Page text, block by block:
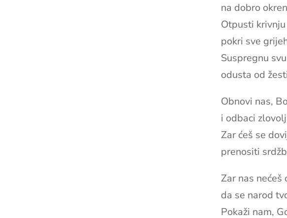
na dobro
Otpusti
pokri sve
Suspregnu
odusta od
Obnovi nas,
i odbaci
Zar ćeš se
prenositi
Zar nas nećeš
da se narod
Pokaži nam,